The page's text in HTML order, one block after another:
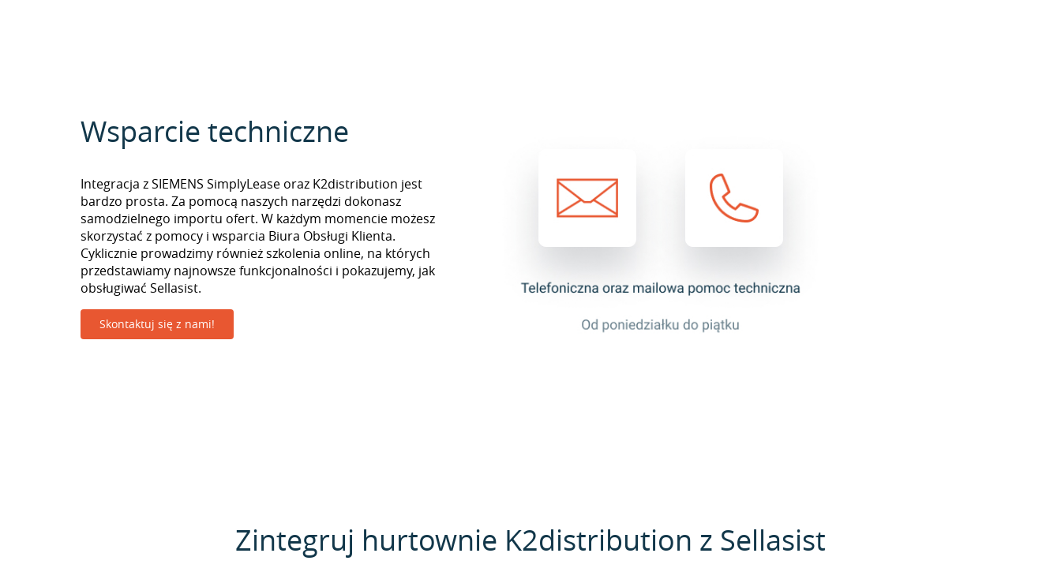
Wsparcie techniczne
Integracja z SIEMENS SimplyLease oraz K2distribution jest
bardzo prosta. Za pomocą naszych narzędzi dokonasz
samodzielnego importu ofert. W każdym momencie możesz
skorzystać z pomocy i wsparcia Biura Obsługi Klienta.
Cyklicznie prowadzimy również szkolenia online, na których
przedstawiamy najnowsze funkcjonalności i pokazujemy, jak
obsługiwać Sellasist.
Skontaktuj się z nami!
Zintegruj hurtownie K2distribution z Sellasist